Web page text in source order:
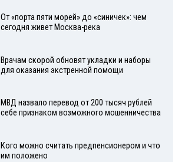
От «порта пяти морей» до «синичек»: чем
сегодня живет Москва-река
Врачам скорой обновят укладки и наборы
для оказания экстренной помощи
МВД назвало перевод от 200 тысяч рублей
себе признаком возможного мошенничества
Кого можно считать предпенсионером и что
им положено